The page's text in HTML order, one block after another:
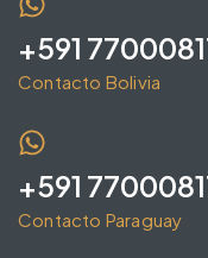
+591
Contacto Bolivia
+591
Contacto Paraguay